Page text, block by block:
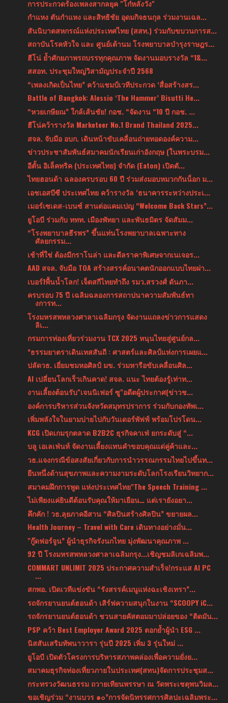
การประกวดร้องเพลงสากลยุค "โก๋หลังวัง"
กำแหง ตันกำแหง และสิทธิชัย อุดมกิจธนกุล ร่วมงานเฉล...
สันนิบาตสหกรณ์แห่งประเทศไทย (สสท.) ร่วมกับขบวนการส...
สถาบันโรคหัวใจ และ ศูนย์เต้านม โรงพยาบาลบำรุงราษฎร...
ฮีโน่ ย้ำศักยภาพรถบรรทุกคุณภาพ จัดงานมอบรางวัล “1&...
สสอท. ประชุมใหญ่วิสามัญประจำปี 2568
“เพลงเกิดเป็นไทย” คว้าแชมป์เวทีประกวด ‘สื่อสร้างสร...
Battle of Bangkok: Alessio ‘The Hammer’ Bisutti He...
“หวยเกษียณ” ใกล้เส้นชัย! กอช. “จัดงาน “10 ปี กอช. ...
ฮีโน่คว้ารางวัล Marketeer No.1 Brand Thailand 2025...
สจล. จับมือ อบก. เดินหน้าขับเคลื่อนถ่ายทอดองค์ความ...
ข่าวประชาสัมพันธ์สมาคมนักเรียนเก่าอังกฤษ (ในพระบรม...
อีตั้น อิเล็คทริค (ประเทศไทย) จำกัด (Eaton) เปิดตั...
ไทยฮอนด้า ฉลองครบรอบ 60 ปี ร่วมส่งมอบหมวกกันน็อก ม...
เอชเอสบีซี ประเทศไทย คว้ารางวัล ‘ธนาคารระหว่างประเ...
เมอร์เซเดส-เบนซ์ สานต่อแคมเปญ “Welcome Back Stars”...
ยูโอบี ร่วมกับ ททท. เมืองพัทยา และพันธมิตร จัดสัมม...
“โรงพยาบาลธีรพร” ขึ้นแท่นโรงพยาบาลเฉพาะทาง
ศัลยกรรม...
เช้าที่ใช่ ต้องมีกราโนล่า และดีลราคาพิเศษจากเนเจอร...
AAD สจล. จับมือ TOA สร้างสรรค์อนาคตนักออกแบบไทยผ่า...
เบอร์1พื้นน้ำโลก! เจ็ตสกีไทยทำถึง รมว.สรวงศ์ ดันภา...
ครบรอบ 75 ปี เฉลิมฉลองการสถาปนาความสัมพันธ์ทา
งการท...
โรงมหรสพหลวงศาลาเฉลิมกรุง จัดงานแถลงข่าวการแสดง
ลิเ...
กรมการท่องเที่ยวร่วมงาน TCX 2025 หนุนไทยสู่ศูนย์กล...
*ธรรมยาตราเดินเทสสันถี : ศาสตร์และศิลป์แห่งการเผยแ...
ปลัดวธ. เยี่ยมชมหอศิลป์ มข. ร่วมหารือขับเคลื่อนศิล...
AI เปลี่ยนโลกเร็วเกินคาด! สจล. แนะ ไทยต้องรู้เท่าท...
งานเลี้ยงต้อนรับ"เจนนิเฟอร์ ซู"อดีตผู้ประกาศ(ข่าวช...
องค์การบริหารส่วนจังหวัดสมุทรปราการ ร่วมกับกองทัพเ...
เพิ่มพลังใจในยามบ่ายไปกับวันเดอร์พัฟฟ์ พร้อมโปรโดน...
KCG เปิดเกมรุกตลาด B2B2C ธุรกิจคาเฟ่ ยกระดับสู่ “...
บลู เอเลเฟ่นท์ จัดงานเลี้ยงแทนคำขอบคุณแด่คู่ค้าและ...
วธ.แจงกรณีข้อสงสัยเกี่ยวกับการนำวรรณกรรมไทยไปขึ้นท...
ยืนหนึ่งด้านสุขภาพและความงามระดับโลกโรงเรียนวิทยาก...
สมาคมฝึกการพูด แห่งประเทศไทย"The Speech Training ...
ไม่เพียงแค่ยินดีต้อนรับคุณให้มาเยือน… แต่เรายังอยา...
คึกคัก ! วธ.ลุยภาคอีสาน “ศิลปินสร้างศิลปิน” ขยายผล...
Health Journey – Travel with Care เดินทางอย่างมั่น...
"กู๊ดฟอร์จูน” ผู้นำธุรกิจรังนกไทย มุ่งพัฒนาคุณภาพ ...
92 ปี โรงมหรสพหลวงศาลาเฉลิมกรุง...เชิญชมลิเกเฉลิมพ...
COMMART UNLIMIT 2025 ประกาศความสำเร็จ!กระแส AI PC
...
สกพอ. เปิดเวทีแข่งขัน “รังสรรค์เมนูแห่งฉะเชิงเทรา”...
รถจักรยานยนต์ฮอนด้า เสิร์ฟความสนุกในงาน “SCOOPY iC...
รถจักรยานยนต์ฮอนด้า ชวนสายคัสตอมมาปล่อยของ “ติดมัน...
PSP คว้า Best Employer Award 2025 ตอกย้ำผู้นำ ESG ...
นิสสันเสริมทัพนาวารา รุ่นปี 2025 เพิ่ม 3 รุ่นใหม่ ...
ยูโอบี เปิดตัวโครงการบริหารสภาพคล่องเพื่อความยั่งย...
สมาคมธุรกิจท่องเที่ยวภายในประเทศ(สทน)จัดการประชุมส...
กระทรวงวัฒนธรรม ถวายเทียนพรรษา ณ วัดพระเชตุพนวิมล...
ขอเชิญร่วม “งานบวร ๑๐”การจัดนิทรรศการศิลปะเฉลิมพระ...